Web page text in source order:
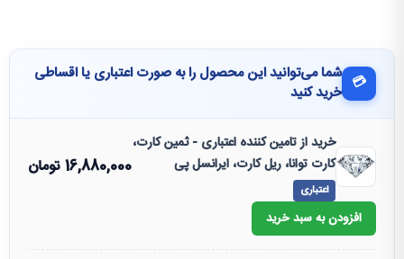
💳 شما می‌توانید این محصول را به صورت اعتباری یا اقساطی
خرید کنید
خرید از تامین کننده اعتباری - ثمین کارت،
کارت توانا، ریل کارت، ایرانسل پی
اعتباری
16,880,000تومان
افزودن به سبد خرید